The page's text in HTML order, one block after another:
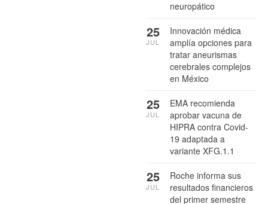
neuropático
Innovación médica
amplía opciones para
tratar aneurismas
cerebrales complejos
en México
25
JUL
EMA recomienda
aprobar vacuna de
HIPRA contra Covid-
19 adaptada a
variante XFG.1.1
25
JUL
Roche informa sus
resultados financieros
del primer semestre
25
JUL